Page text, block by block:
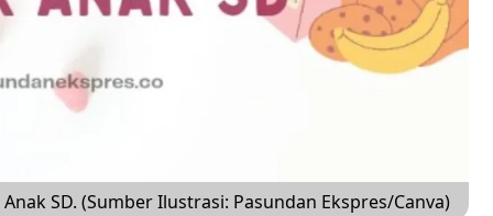
SD. (Sumber Ilustrasi: Pasundan Ekspres/Canva)